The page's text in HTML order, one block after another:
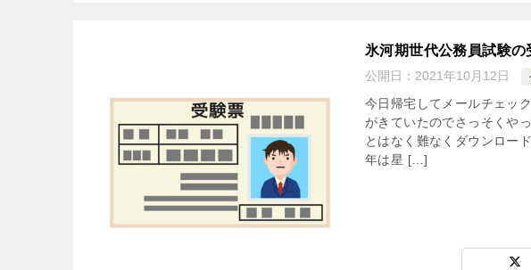
氷河期世代公務員試験
公開日： 2021年10月12日
今日帰宅してメールチェッ
がきていたのでさっそくや
とはなく難なくダウンロー
年は星 […]